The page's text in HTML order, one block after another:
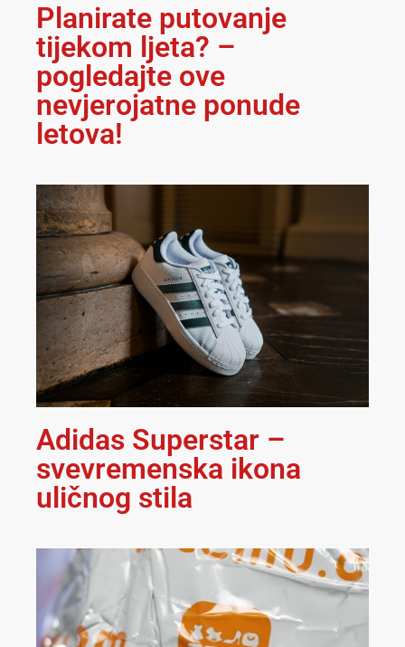
Planirate putovanje
tijekom ljeta? –
pogledajte ove
nevjerojatne ponude
letova!
Adidas Superstar –
svevremenska ikona
uličnog stila